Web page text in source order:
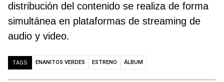
distribución del contenido se realiza de forma
simultánea en plataformas de streaming de
audio y video.
TAGS ENANITOS VERDES ESTRENO ÁLBUM